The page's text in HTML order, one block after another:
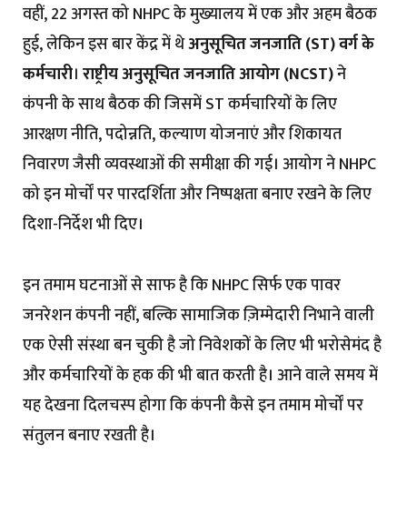
वहीं, 22 अगस्त को NHPC के मुख्यालय में एक और अहम बैठक
हुई, लेकिन इस बार केंद्र में थेअनुसूचित जनजाति (ST) वर्ग के
कर्मचारी। राष्ट्रीय अनुसूचित जनजाति आयोग (NCST)ने
कंपनी के साथ बैठक की जिसमें ST कर्मचारियों के लिए
आरक्षण नीति, पदोन्नति, कल्याण योजनाएं और शिकायत
निवारण जैसी व्यवस्थाओं की समीक्षा की गई। आयोग ने NHPC
को इन मोर्चों पर पारदर्शिता और निष्पक्षता बनाए रखने के लिए
दिशा-निर्देश भी दिए।
इन तमाम घटनाओं से साफ है कि NHPC सिर्फ एक पावर
जनरेशन कंपनी नहीं, बल्कि सामाजिक ज़िम्मेदारी निभाने वाली
एक ऐसी संस्था बन चुकी है जो निवेशकों के लिए भी भरोसेमंद है
और कर्मचारियों के हक की भी बात करती है। आने वाले समय में
यह देखना दिलचस्प होगा कि कंपनी कैसे इन तमाम मोर्चों पर
संतुलन बनाए रखती है।